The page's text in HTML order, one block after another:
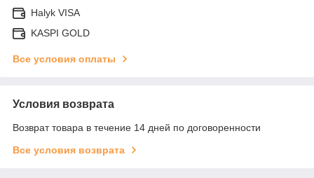
Halyk VISA
KASPI GOLD
Все условия оплаты
Условия возврата
Возврат товара в течение 14 дней по договоренности
Все условия возврата